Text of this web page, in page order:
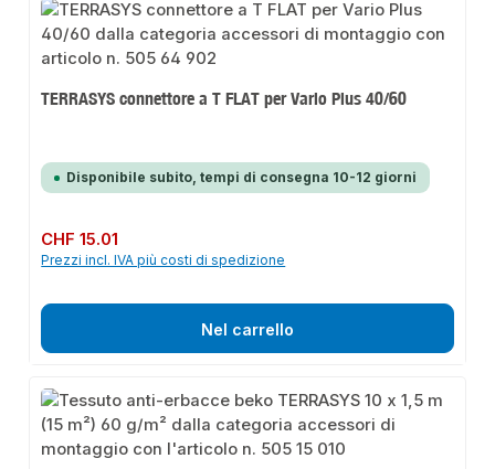
TERRASYS connettore a T FLAT per Vario Plus 40/60
Disponibile subito, tempi di consegna 10-12 giorni
Prezzo normale:
CHF 15.01
Prezzi incl. IVA più costi di spedizione
Nel carrello